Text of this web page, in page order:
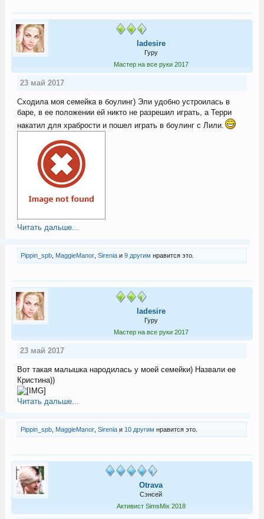
ladesire
Гуру
Мастер на все руки 2017
23 май 2017
Cходила моя семейка в боулинг) Эли удобно устроилась в
баре, в ее положении ей никто не разрешил играть, а Терри
накатил для храбрости и пошел играть в боулинг с Лили.
Читать дальше...
Pippin_spb, MaggieManor, Sireniaи 9 другим нравится это.
ladesire
Гуру
Мастер на все руки 2017
23 май 2017
Вот такая малышка народилась у моей семейки) Назвали ее
Кристина))
Читать дальше...
Pippin_spb, MaggieManor, Sireniaи 10 другим нравится это.
Otrava
Сэнсей
Активист SimsMix 2018